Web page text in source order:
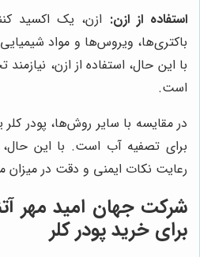
استفاده از ازن: ازن، یک اکسید
باکتری‌ها، ویروس‌ها و مواد
با این حال، استفاده از ازن،
است.
در مقایسه با سایر روش‌ها، پودر
برای تصفیه آب است. با این حال،
رعایت نکات ایمنی و دقت در
شرکت جهان امید مهر
برای خرید پودر کلر